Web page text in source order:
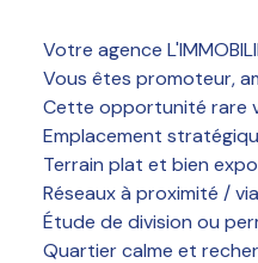
Votre agence
Vous êtes promoteur,
Cette opportunité rare
Emplacement
Terrain plat et bien
Réseaux à proximité /
Étude de division ou
Quartier calme et